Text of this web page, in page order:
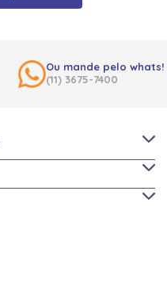
Ou mande pelo whats!
(11) 3675-7400